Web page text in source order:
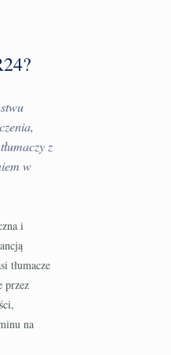
z
w
i
tłumacze
przez
na